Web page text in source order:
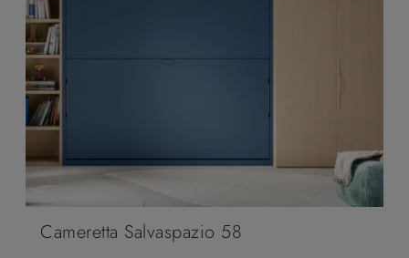
Cameretta Salvaspazio 58